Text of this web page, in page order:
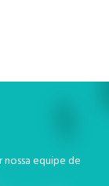
equipe de